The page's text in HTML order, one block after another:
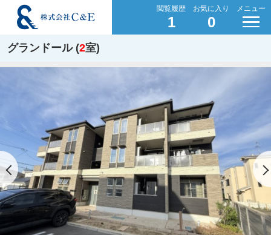
閲覧履歴
1
お気に入り
0
メニュー
グランドール (2室)